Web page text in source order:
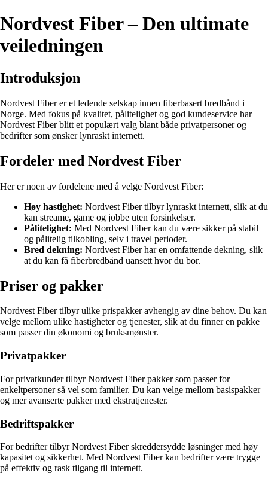
Nordvest Fiber – Den ultimate
veiledningen
Introduksjon
Nordvest Fiber er et ledende selskap innen fiberbasert bredbånd i
Norge. Med fokus på kvalitet, pålitelighet og god kundeservice har
Nordvest Fiber blitt et populært valg blant både privatpersoner og
bedrifter som ønsker lynraskt internett.
Fordeler med Nordvest Fiber
Her er noen av fordelene med å velge Nordvest Fiber:
Høy hastighet: Nordvest Fiber tilbyr lynraskt internett, slik at du
kan streame, game og jobbe uten forsinkelser.
Pålitelighet: Med Nordvest Fiber kan du være sikker på stabil
og pålitelig tilkobling, selv i travel perioder.
Bred dekning: Nordvest Fiber har en omfattende dekning, slik
at du kan få fiberbredbånd uansett hvor du bor.
Priser og pakker
Nordvest Fiber tilbyr ulike prispakker avhengig av dine behov. Du kan
velge mellom ulike hastigheter og tjenester, slik at du finner en pakke
som passer din økonomi og bruksmønster.
Privatpakker
For privatkunder tilbyr Nordvest Fiber pakker som passer for
enkeltpersoner så vel som familier. Du kan velge mellom basispakker
og mer avanserte pakker med ekstratjenester.
Bedriftspakker
For bedrifter tilbyr Nordvest Fiber skreddersydde løsninger med høy
kapasitet og sikkerhet. Med Nordvest Fiber kan bedrifter være trygge
på effektiv og rask tilgang til internett.